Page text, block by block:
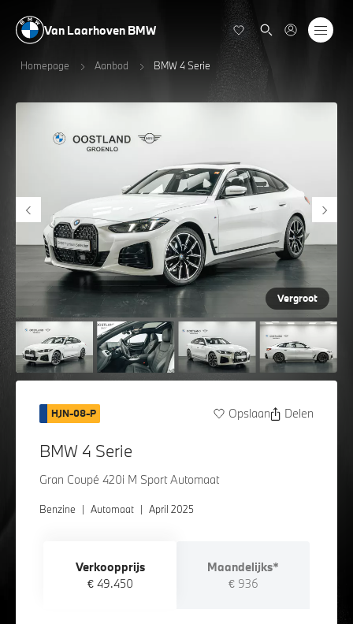
Van Laarhoven BMW
Homepage Aanbod BMW 4 Serie
Vergroot
HJN-08-P Opslaan Delen
BMW 4 Serie
Gran Coupé 420i M Sport Automaat
Benzine | Automaat | April 2025
Verkoopprijs
€ 49.450
Maandelijks*
€ 936